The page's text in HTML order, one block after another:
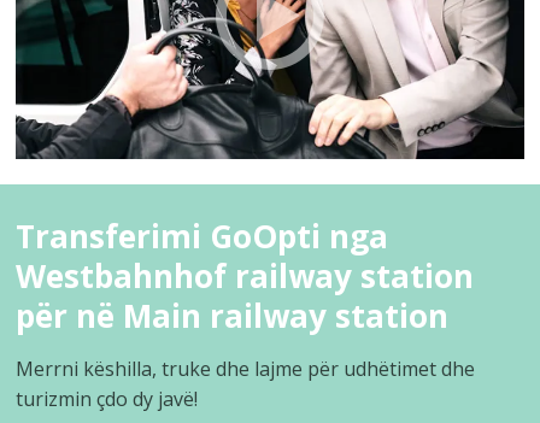
Transferimi GoOpti nga
Westbahnhof railway station
për në Main railway station
Merrni këshilla, truke dhe lajme për udhëtimet dhe
turizmin çdo dy javë!